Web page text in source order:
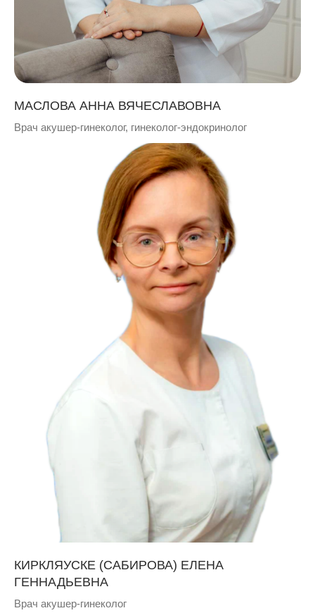
МАСЛОВА АННА ВЯЧЕСЛАВОВНА
Врач акушер-гинеколог, гинеколог-эндокринолог
КИРКЛЯУСКЕ (САБИРОВА) ЕЛЕНА
ГЕННАДЬЕВНА
Врач акушер-гинеколог